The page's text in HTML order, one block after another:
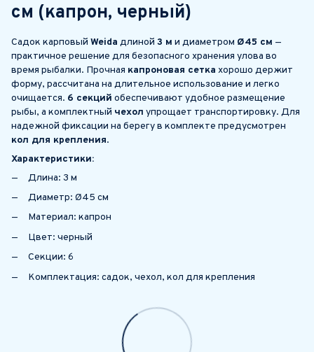
см (капрон, черный)
Садок карповый Weida длиной 3 м и диаметром Ø45 см —
практичное решение для безопасного хранения улова во
время рыбалки. Прочная капроновая сетка хорошо держит
форму, рассчитана на длительное использование и легко
очищается. 6 секций обеспечивают удобное размещение
рыбы, а комплектный чехол упрощает транспортировку. Для
надежной фиксации на берегу в комплекте предусмотрен
кол для крепления.
Характеристики:
Длина: 3 м
Диаметр: Ø45 см
Материал: капрон
Цвет: черный
Секции: 6
Комплектация: садок, чехол, кол для крепления